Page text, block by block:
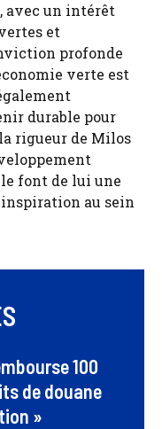
avec un intérêt
et
profonde
verte est
durable pour
rigueur de Milos
font de lui une
au sein
100
de douane
»